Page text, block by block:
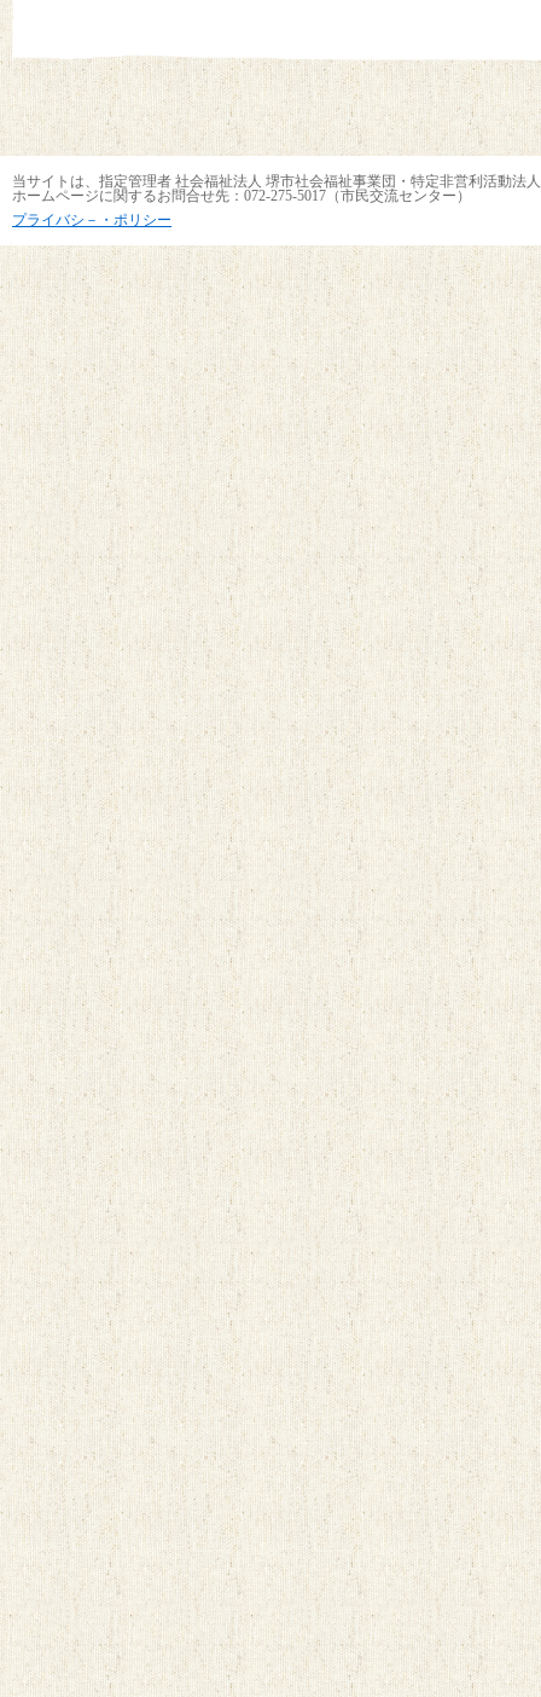
当サイトは、指定管理者 社会福祉法人 堺市社会福祉事業団・特定非営利活動
ホームページに関するお問合せ先：072-275-5017（市民交流センター）
プライバシ－・ポリシー